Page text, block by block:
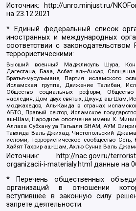
Источник: http://unro.minjust.ru/
на23.12.2021
* Единый федеральный список
иностранных и международных
соответствии с
террористическими:
Высший военный Маджлисуль Шура,
Дагестана, База, Асбат аль-Ансар,
Братья-мусульмане, Партия исламского
Исламская группа, Движение Талибан,
Общество социальных реформ,
наследия, Дом двух святых, Джунд аш-Шам,
моджахедов, Аль-Каида в странах
АБТО, Правый сектор, Исламское
аш-Шам, Народное ополчение имени К.
Аллаха Субхану уа Тагьаля SHAM, АУМ
Тавхида Валь-Джихад, Чистопольский
исломи, Террористическое сообщество
Хайят Тахрир аш-Шам, Ахлю Сунна Валь
Источник:
http://nac.gov.ru/
organizacii-i-materialy.html данные на
* Перечень общественных
организаций в отношении
вступившее в законную силу
запрете деятельности: